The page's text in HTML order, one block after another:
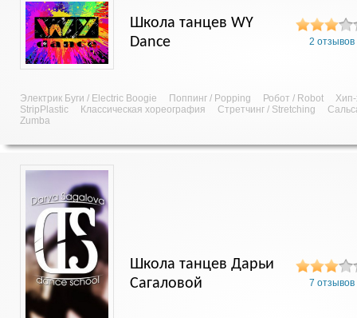
Школа танцев WY
Dance
2 отзывов
Электрик Буги / Electric Boogie Поппинг / Popping Робот / Robot
StripPlastic
Классическая хореография Стретчинг / Stretching
Zumba
Школа танцев Дарьи
Сагаловой
7 отзывов